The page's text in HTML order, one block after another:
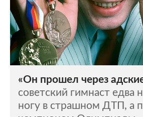
«Он прошел через
советский гимнаст едва
ногу в страшном ДТП, а